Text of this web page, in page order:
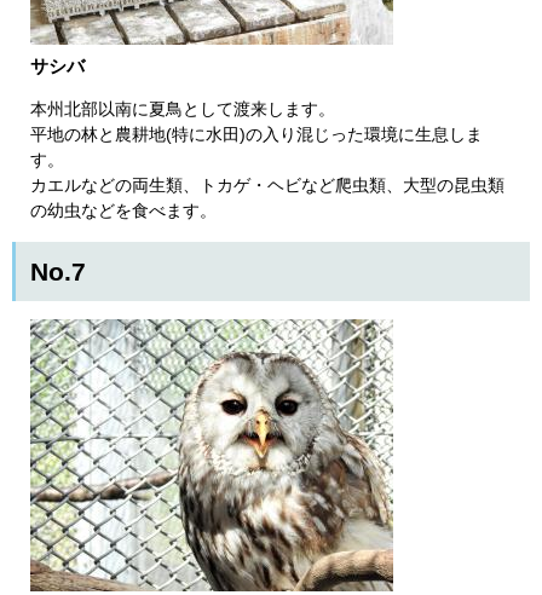
サシバ
本州北部以南に夏鳥として渡来します。
平地の林と農耕地(特に水田)の入り混じった環境に生息しま
す。
カエルなどの両生類、トカゲ・ヘビなど爬虫類、大型の昆虫類
の幼虫などを食べます。 ​
No.7